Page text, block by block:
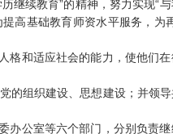
继续教育”的精神，努力实现“
高基础教育师资水平服务，为
格和适应社会的能力，使他们
的组织建设、思想建设；并领
公室等六个部门，分别负责继